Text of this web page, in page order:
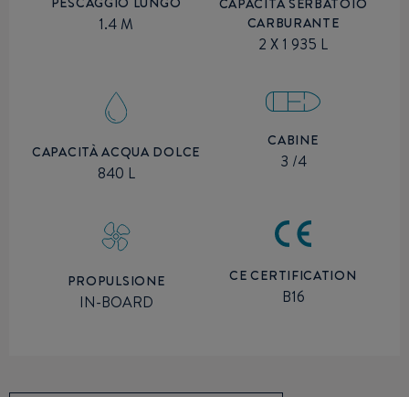
1.4 M
CAPACITÀ SERBATOIO
CARBURANTE
2 X 1 935 L
CAPACITÀ ACQUA DOLCE
840 L
CABINE
3 /4
PROPULSIONE
IN-BOARD
CE CERTIFICATION
B16